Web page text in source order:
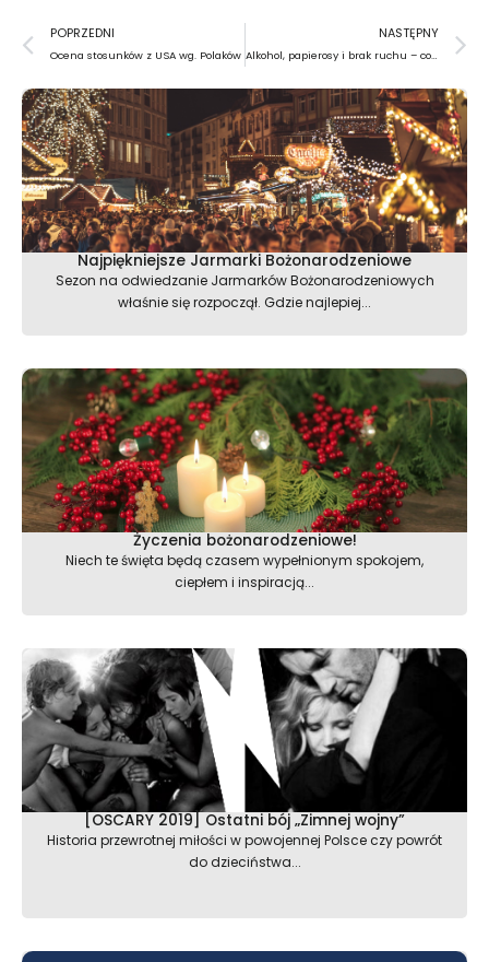
Prev
POPRZEDNI
Ocena stosunków z USA wg. Polaków
NASTĘPNY
Alkohol, papierosy i brak ruchu – co z nami robią?
Najpiękniejsze Jarmarki Bożonarodzeniowe
Sezon na odwiedzanie Jarmarków Bożonarodzeniowych
właśnie się rozpoczął. Gdzie najlepiej...
Życzenia bożonarodzeniowe!
Niech te święta będą czasem wypełnionym spokojem,
ciepłem i inspiracją...
[OSCARY 2019] Ostatni bój „Zimnej wojny”
Historia przewrotnej miłości w powojennej Polsce czy powrót
do dzieciństwa...